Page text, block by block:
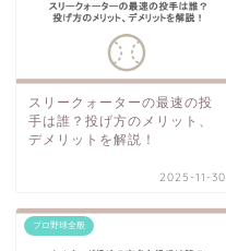
スリークォーターの最速の投
手は誰？投げ方のメリット、
デメリットを解説！
2025-11-30
プロ野球全般